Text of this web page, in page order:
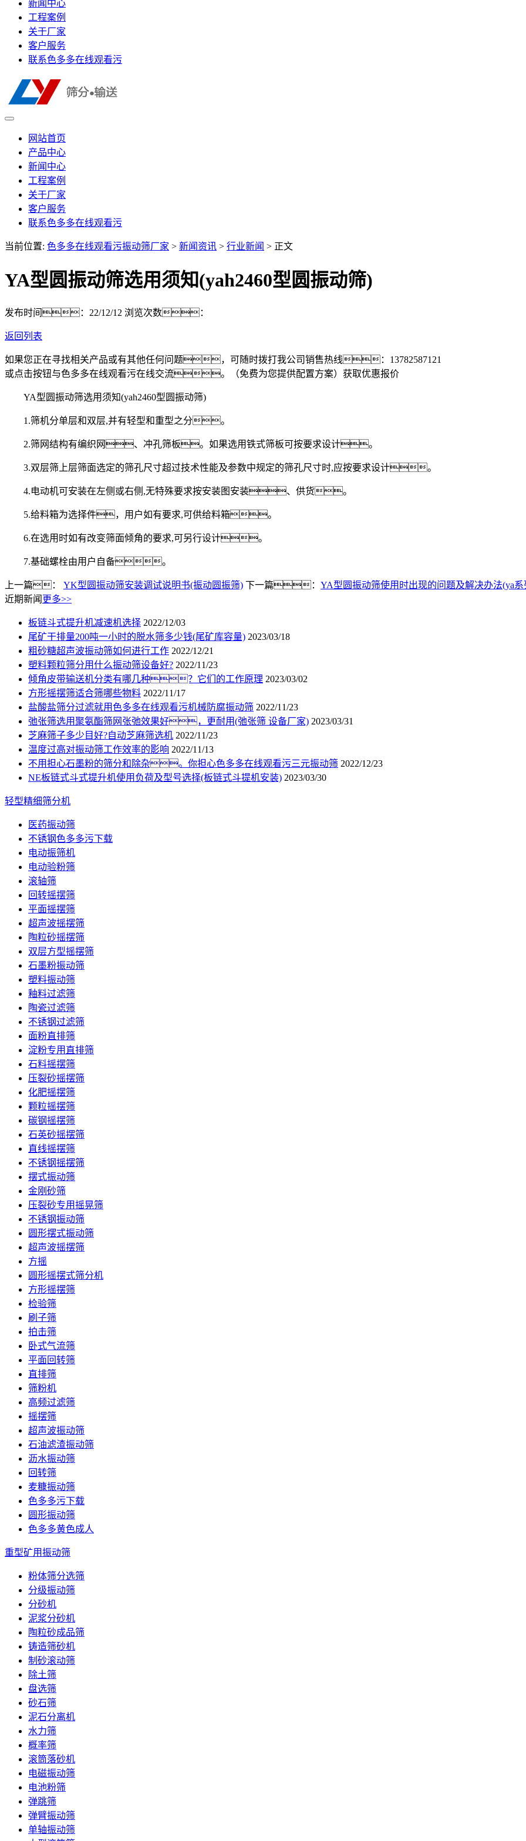
新闻中心
工程案例
关于厂家
客户服务
联系色多多在线观看污
网站首页
产品中心
新闻中心
工程案例
关于厂家
客户服务
联系色多多在线观看污
当前位置: 色多多在线观看污振动筛厂家 > 新闻资讯 > 行业新闻 > 正文
YA型圆振动筛选用须知(yah2460型圆振动筛)
发布时间：22/12/12 浏览次数：
返回列表
如果您正在寻找相关产品或有其他任何问题，可随时拨打我公司销售热线： 13782587121
或点击按钮与色多多在线观看污在线交流。（免费为您提供配置方案） 获取优惠报价
YA型圆振动筛选用须知(yah2460型圆振动筛)
1.筛机分单层和双层,并有轻型和重型之分。
2.筛网结构有编织网、冲孔筛板。如果选用铁式筛板可按要求设计。
3.双层筛上层筛面选定的筛孔尺寸超过技术性能及参数中规定的筛孔尺寸时,应按要求设计。
4.电动机可安装在左侧或右侧,无特殊要求按安装图安装、供货。
5.给料箱为选择件，用户如有要求,可供给料箱。
6.在选用时如有改变筛面倾角的要求,可另行设计。
7.基础螺栓由用户自备。
上一篇： YK型圆振动筛安装调试说明书(振动圆振筛) 下一篇： YA型圆振动筛使用时出现的问题及解决办法(ya
近期新闻 更多>>
板链斗式提升机减速机选择 2022/12/03
尾矿干排量200吨一小时的脱水筛多少钱(尾矿库容量) 2023/03/18
粗砂糖超声波振动筛如何进行工作 2022/12/21
塑料颗粒筛分用什么振动筛设备好? 2022/11/23
倾角皮带输送机分类有哪几种？它们的工作原理 2023/03/02
方形摇摆筛适合筛哪些物料 2022/11/17
盐酸盐筛分过滤就用色多多在线观看污机械防腐振动筛 2022/11/23
弛张筛选用聚氨酯筛网张弛效果好，更耐用(弛张筛 设备厂家) 2023/03/31
芝麻筛子多少目好?自动芝麻筛选机 2022/11/23
温度过高对振动筛工作效率的影响 2022/11/13
不用担心石墨粉的筛分和除杂。你担心色多多在线观看污三元振动筛 2022/12/23
NE板链式斗式提升机使用负荷及型号选择(板链式斗提机安装) 2023/03/30
轻型精细筛分机
医药振动筛
不锈钢色多多污下载
电动振筛机
电动验粉筛
滚轴筛
回转摇摆筛
平面摇摆筛
超声波摇摆筛
陶粒砂摇摆筛
双层方型摇摆筛
石墨粉振动筛
塑料振动筛
釉料过滤筛
陶瓷过滤筛
不锈钢过滤筛
面粉直排筛
淀粉专用直排筛
石料摇摆筛
压裂砂摇摆筛
化肥摇摆筛
颗粒摇摆筛
碳钢摇摆筛
石英砂摇摆筛
直线摇摆筛
不锈钢摇摆筛
摆式振动筛
金刚砂筛
压裂砂专用摇晃筛
不锈钢振动筛
圆形摆式振动筛
超声波摇摆筛
方摇
圆形摇摆式筛分机
方形摇摆筛
检验筛
刷子筛
拍击筛
卧式气流筛
平面回转筛
直排筛
筛粉机
高频过滤筛
摇摆筛
超声波振动筛
石油滤渣振动筛
沥水振动筛
回转筛
麦糠振动筛
色多多污下载
圆形振动筛
色多多黄色成人
重型矿用振动筛
粉体筛分选筛
分级振动筛
分砂机
泥浆分砂机
陶粒砂成品筛
铸造筛砂机
制砂滚动筛
除土筛
盘选筛
砂石筛
泥石分离机
水力筛
概率筛
滚筒落砂机
电磁振动筛
电池粉筛
弹跳筛
弹臂振动筛
单轴振动筛